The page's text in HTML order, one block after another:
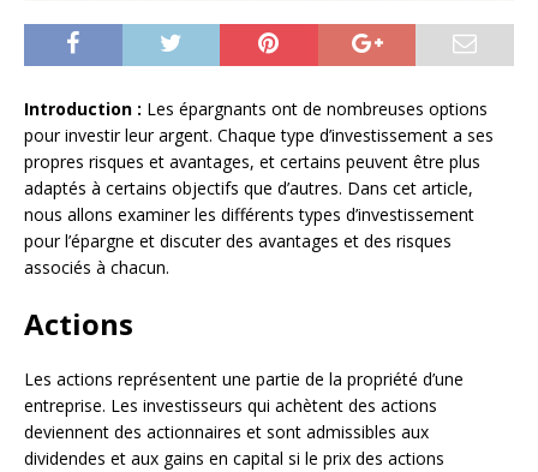
Introduction : Les épargnants ont de nombreuses options
pour investir leur argent. Chaque type d’investissement a ses
propres risques et avantages, et certains peuvent être plus
adaptés à certains objectifs que d’autres. Dans cet article,
nous allons examiner les différents types d’investissement
pour l’épargne et discuter des avantages et des risques
associés à chacun.
Actions
Les actions représentent une partie de la propriété d’une
entreprise. Les investisseurs qui achètent des actions
deviennent des actionnaires et sont admissibles aux
dividendes et aux gains en capital si le prix des actions